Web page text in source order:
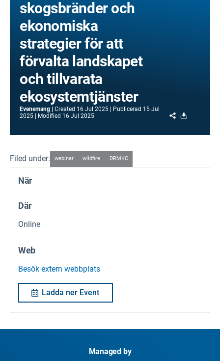
skogsbränder och
ekonomiska
strategier för att
förvalta landskapet
och tillvarata
ekosystemtjänster
Evenemang Created 16 Jul 2025 Publicerad 15 Jul
2025
Modified 16 Jul 2025 Share
Filed under: webinar wildfire DRMKC
När
Där
Online
Web
Besök extern webbplats
Ladda ner Event
Managed by